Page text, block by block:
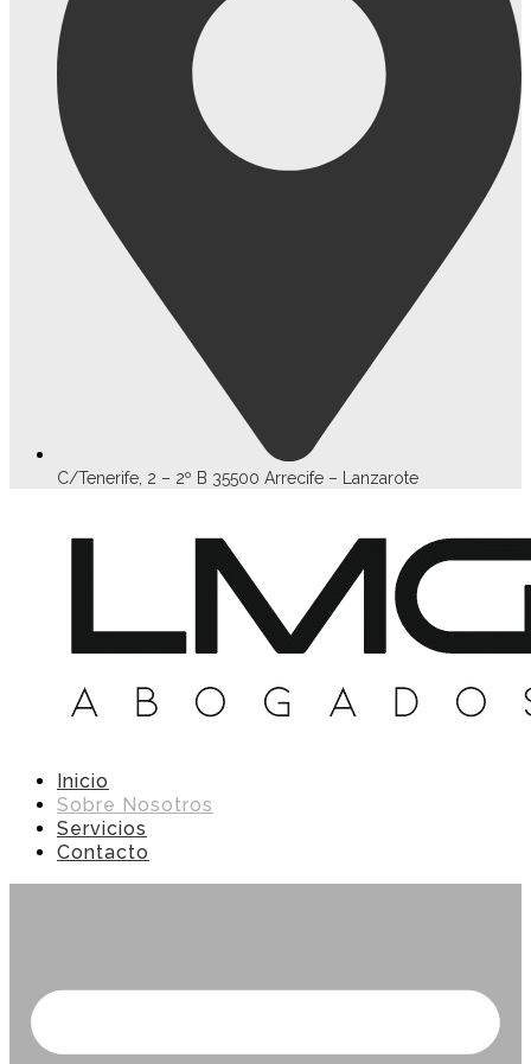
C/Tenerife, 2 – 2º B 35500 Arrecife – Lanzarote
Inicio
Sobre Nosotros
Servicios
Contacto